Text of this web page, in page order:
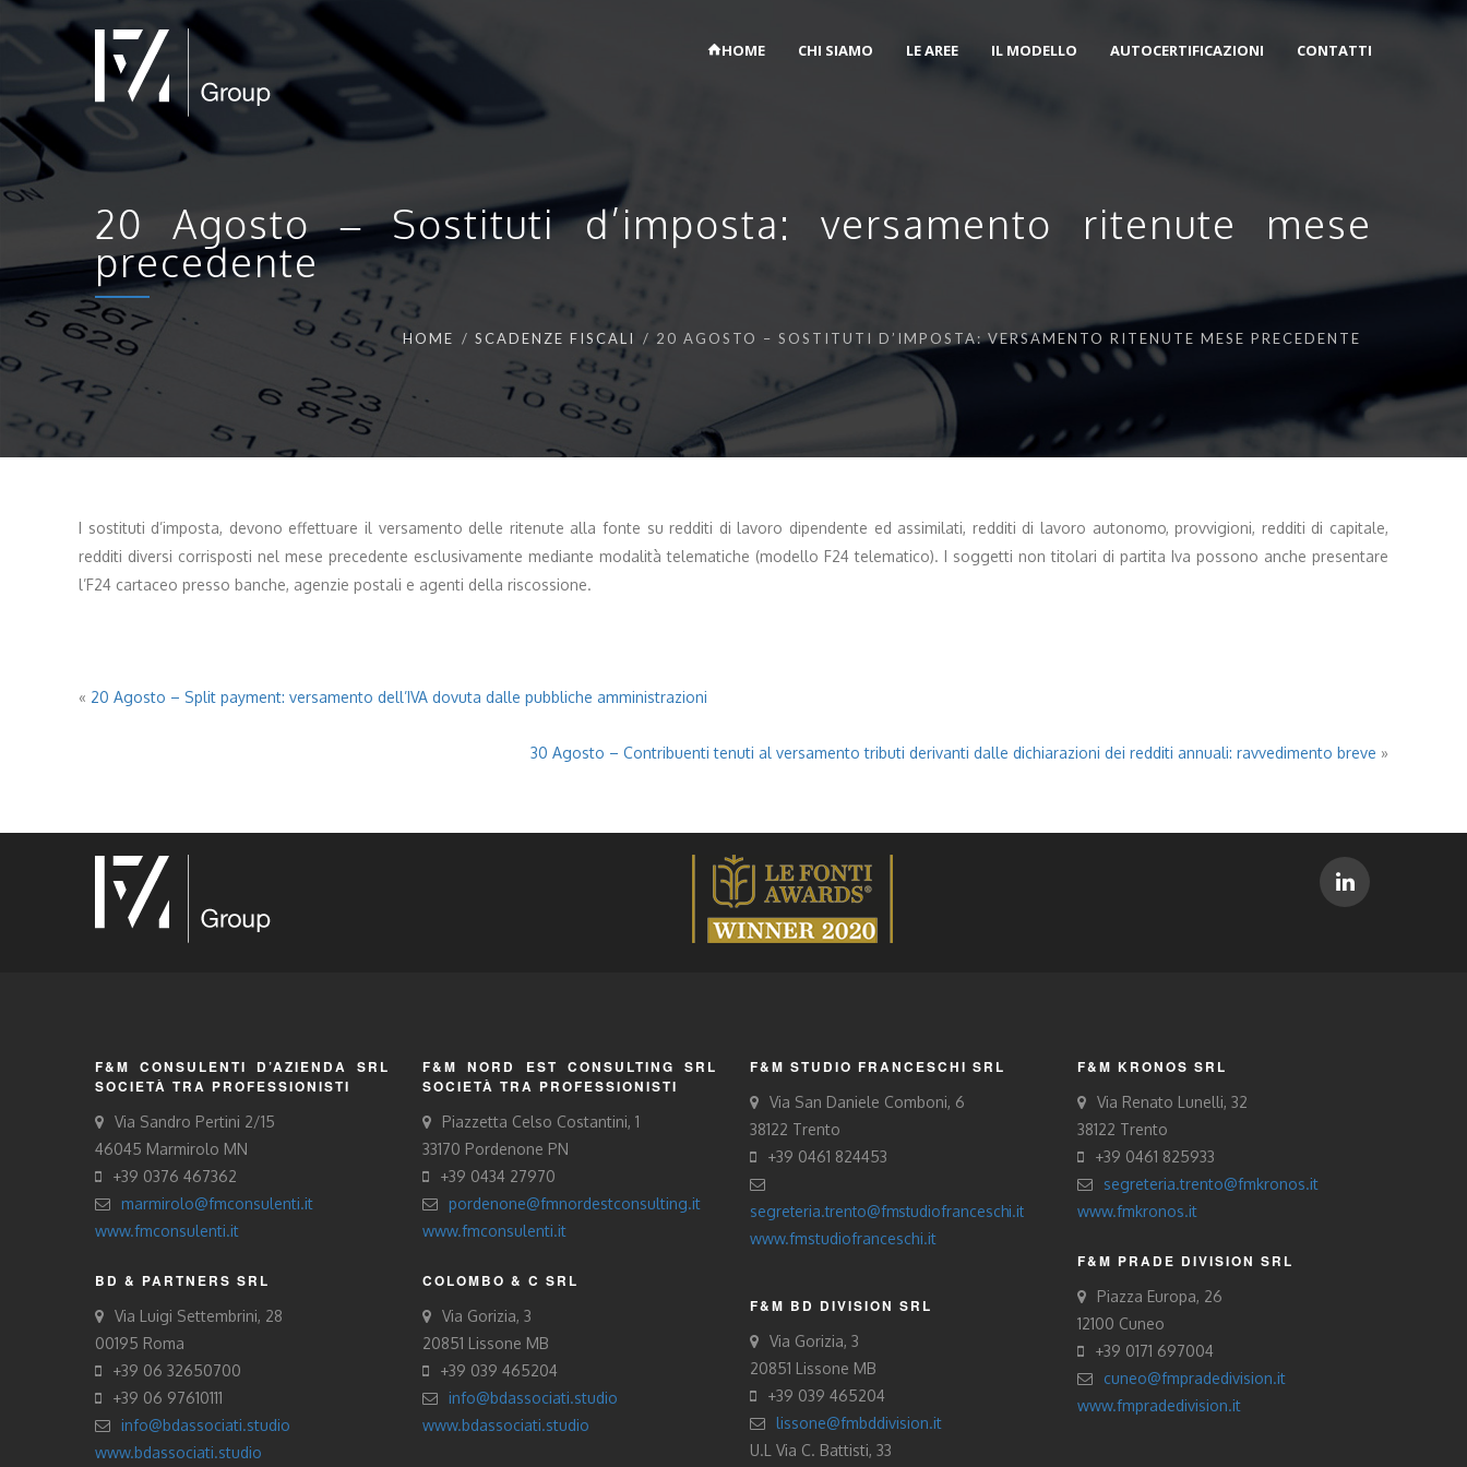
HOME CHI SIAMO LE AREE IL MODELLO AUTOCERTIFICAZIONI CONTATTI
20 Agosto – Sostituti d’imposta: versamento ritenute mese
precedente
HOME SCADENZE FISCALI 20 AGOSTO – SOSTITUTI D’IMPOSTA: VERSAMENTO RITENUTE MESE PRECEDENTE
I sostituti d’imposta, devono effettuare il versamento delle ritenute alla fonte su redditi di lavoro dipendente ed assimilati, redditi di lavoro autonomo, provvigioni, redditi di capitale,
redditi diversi corrisposti nel mese precedente esclusivamente mediante modalità telematiche (modello F24 telematico). I soggetti non titolari di partita Iva possono anche presentare
l’F24 cartaceo presso banche, agenzie postali e agenti della riscossione.
« 20 Agosto – Split payment: versamento dell’IVA dovuta dalle pubbliche amministrazioni
30 Agosto – Contribuenti tenuti al versamento tributi derivanti dalle dichiarazioni dei redditi annuali: ravvedimento breve »
F&M CONSULENTI D’AZIENDA SRL
SOCIETÀ TRA PROFESSIONISTI
Via Sandro Pertini 2/15
46045 Marmirolo MN
+39 0376 467362
marmirolo@fmconsulenti.it
www.fmconsulenti.it
BD & PARTNERS SRL
Via Luigi Settembrini, 28
00195 Roma
+39 06 32650700
+39 06 97610111
info@bdassociati.studio
www.bdassociati.studio
F&M NORD EST CONSULTING SRL
SOCIETÀ TRA PROFESSIONISTI
Piazzetta Celso Costantini, 1
33170 Pordenone PN
+39 0434 27970
pordenone@fmnordestconsulting.it
www.fmconsulenti.it
COLOMBO & C SRL
Via Gorizia, 3
20851 Lissone MB
+39 039 465204
info@bdassociati.studio
www.bdassociati.studio
F&M STUDIO FRANCESCHI SRL
Via San Daniele Comboni, 6
38122 Trento
+39 0461 824453
segreteria.trento@fmstudiofranceschi.it
www.fmstudiofranceschi.it
F&M BD DIVISION SRL
Via Gorizia, 3
20851 Lissone MB
+39 039 465204
lissone@fmbddivision.it
U.L Via C. Battisti, 33
F&M KRONOS SRL
Via Renato Lunelli, 32
38122 Trento
+39 0461 825933
segreteria.trento@fmkronos.it
www.fmkronos.it
F&M PRADE DIVISION SRL
Piazza Europa, 26
12100 Cuneo
+39 0171 697004
cuneo@fmpradedivision.it
www.fmpradedivision.it